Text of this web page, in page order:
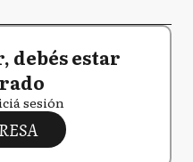
debés estar
sesión